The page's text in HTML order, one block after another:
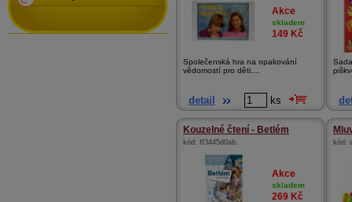
Akce
skladem
149 Kč
Společenská hra na opakování
vědomostí pro děti....
detail ks
Kouzelné čtení - Betlém
kód: ff3445d0ab,
Akce
skladem
269 Kč
kód: